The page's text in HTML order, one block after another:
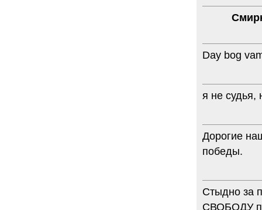
Day bog
я не судья,
Дорогие
победы.
Стыдно за
СВОБОДУ